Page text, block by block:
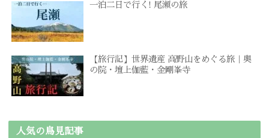
一泊二日で行く! 尾瀬の旅
【旅行記】世界遺産 高野山をめぐる旅｜奥
の院・壇上伽藍・金剛峯寺
人気の鳥見記事